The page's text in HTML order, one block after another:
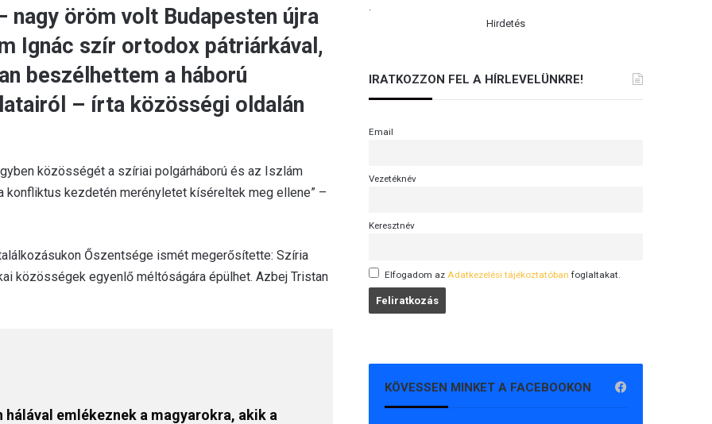
nagy öröm volt Budapesten újra
Ignác szír ortodox pátriárkával,
beszélhettem a háború
– írta közösségi oldalán
közösségét a szíriai polgárháború és az Iszlám
konfliktus kezdetén merényletet kíséreltek meg ellene” –
Őszentsége ismét megerősítette: Szíria
közösségek egyenlő méltóságára épülhet. Azbej Tristan
emlékeznek a magyarokra, akik a
.
Hirdetés
IRATKOZZON FEL A HÍRLEVELÜNKRE!
Email
Vezetéknév
Keresztnév
Elfogadom az Adatkezelési tájékoztatóban foglaltakat.
KÖVESSEN MINKET A FACEBOOKON